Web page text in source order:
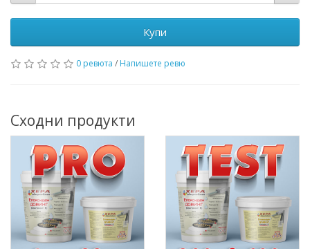
Купи
0 ревюта / Напишете ревю
Сходни продукти